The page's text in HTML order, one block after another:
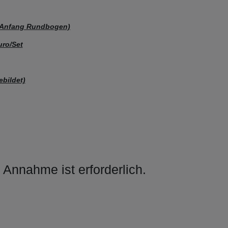
Rundbogen)
Set
ist erforderlich.